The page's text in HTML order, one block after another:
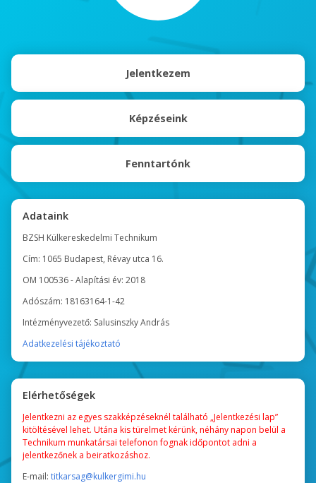
Jelentkezem
Képzéseink
Fenntartónk
Adataink
BZSH Külkereskedelmi Technikum
Cím: 1065 Budapest, Révay utca 16.
OM 100536 - Alapítási év: 2018
Adószám: 18163164-1-42
Intézményvezető: Salusinszky András
Adatkezelési tájékoztató
Elérhetőségek
Jelentkezni az egyes szakképzéseknél található „Jelentkezési lap”
kitöltésével lehet. Utána kis türelmet kérünk, néhány napon belül a
Technikum munkatársai telefonon fognak időpontot adni a
jelentkezőnek a beiratkozáshoz.
E-mail: titkarsag@kulkergimi.hu